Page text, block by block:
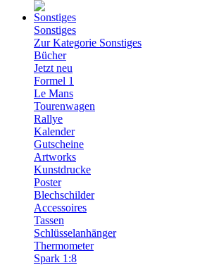
Sonstiges
Zur Kategorie Sonstiges
Bücher
Jetzt neu
Formel 1
Le Mans
Tourenwagen
Rallye
Kalender
Gutscheine
Artworks
Kunstdrucke
Poster
Blechschilder
Accessoires
Tassen
Schlüsselanhänger
Thermometer
Spark 1:8